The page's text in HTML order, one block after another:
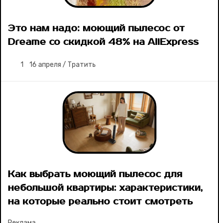
Это нам надо: моющий пылесос от
Dreame со скидкой 48% на AliExpress
1 16 апреля / Тратить
Как выбрать моющий пылесос для
небольшой квартиры: характеристики,
на которые реально стоит смотреть